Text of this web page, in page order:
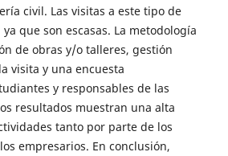
civil. Las visitas a este tipo de
que son escasas. La metodología
de obras y/o talleres, gestión
visita y una encuesta
y responsables de las
resultados muestran una alta
tanto por parte de los
empresarios. En conclusión,